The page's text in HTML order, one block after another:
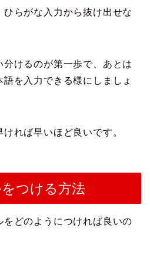
らがな入力から抜け出せな
けるのが第一歩で、あとは
を入力できる様にしましょ
れば早いほど良いです。
つける方法
どのようにつければ良いの